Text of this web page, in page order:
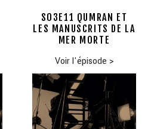
S03E11 QUMRAN ET
LES MANUSCRITS DE LA
MER MORTE
Voir l'épisode >